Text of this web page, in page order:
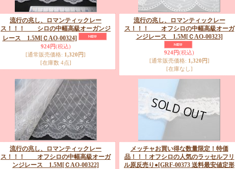
流行の兆し、ロマンティックレー
ス！！！ シロの中幅高級オーガンジ
レース 1.5M[ＣAO-00324]
924円(税込)
[通常販売価格: 1,320円]
[在庫数 4点]
流行の兆し、ロマンティックレー
ス！！！ オフシロの中幅高級オーガ
ンジレース 1.5M[ＣAO-00323]
924円(税込)
[通常販売価格: 1,320円]
[在庫なし]
流行の兆し、ロマンティックレー
ス！！！ オフシロの中幅高級オーガ
ンジレース 1.5M[ＣAO-00322]
メッチャお買い得な数量限定！特価
品！！！オフシロの人気のラッセルフリ
ル原反売り●[GRF-00373 送料最安値定形